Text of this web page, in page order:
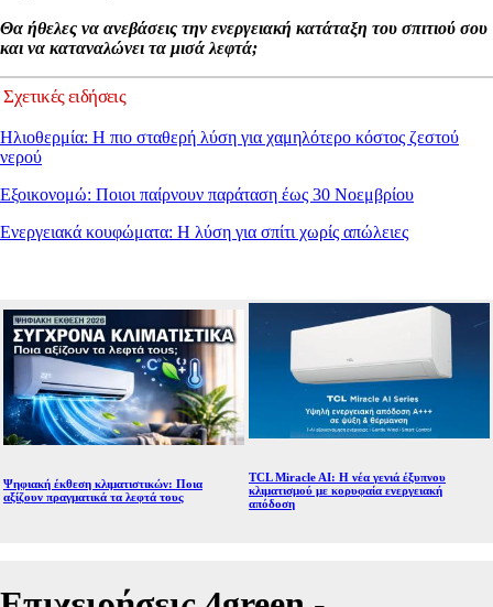
Θα ήθελες να ανεβάσεις την ενεργειακή κατάταξη του σπιτιού σου
και να καταναλώνει τα μισά λεφτά;
Σχετικές ειδήσεις
Ηλιοθερμία: Η πιο σταθερή λύση για χαμηλότερο κόστος ζεστού
νερού
Εξοικονομώ: Ποιοι παίρνουν παράταση έως 30 Νοεμβρίου
Ενεργειακά κουφώματα: Η λύση για σπίτι χωρίς απώλειες
Ψηφιακή έκθεση κλιματιστικών: Ποια
αξίζουν πραγματικά τα λεφτά τους
TCL Miracle AI: Η νέα γενιά έξυπνου
κλιματισμού με κορυφαία ενεργειακή
απόδοση